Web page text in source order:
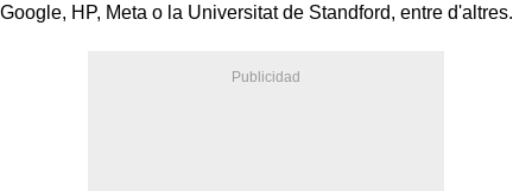
Google, HP, Meta o la Universitat de Standford, entre d'altres.